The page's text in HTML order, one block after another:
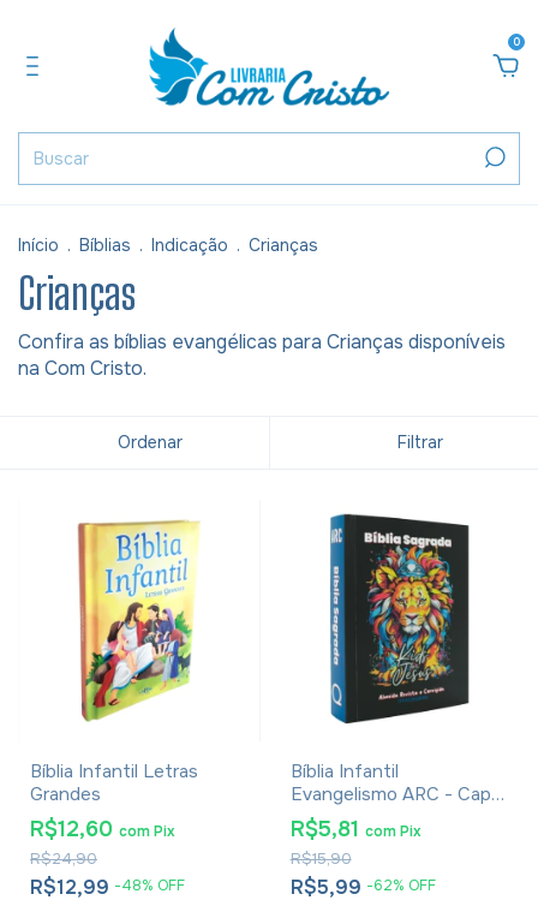
0
Início . Bíblias . Indicação . Crianças
Crianças
Confira as bíblias evangélicas para Crianças disponíveis
na Com Cristo.
Ordenar Filtrar
Bíblia Infantil Letras
Grandes
R$12,99 -48% OFF
R$24,90
R$12,60 comPix
Bíblia Infantil
Evangelismo ARC - Capa
Lion Kids
R$5,99 -62% OFF
R$15,90
R$5,81 com Pix